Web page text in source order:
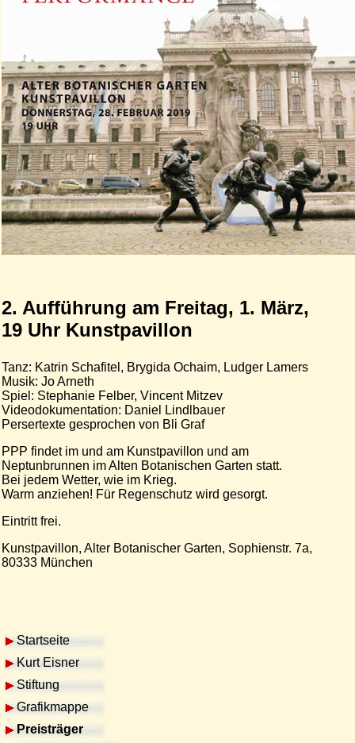
2. Aufführung am Freitag, 1. März,
19 Uhr Kunstpavillon
Tanz: Katrin Schafitel, Brygida Ochaim, Ludger Lamers
Musik: Jo Arneth
Spiel: Stephanie Felber, Vincent Mitzev
Videodokumentation: Daniel Lindlbauer
Persertexte gesprochen von Bli Graf
PPP findet im und am Kunstpavillon und am
Neptunbrunnen im Alten Botanischen Garten statt.
Bei jedem Wetter, wie im Krieg.
Warm anziehen! Für Regenschutz wird gesorgt.
Eintritt frei.
Kunstpavillon, Alter Botanischer Garten, Sophienstr. 7a,
80333 München
Startseite
Kurt Eisner
Stiftung
Grafikmappe
Preisträger